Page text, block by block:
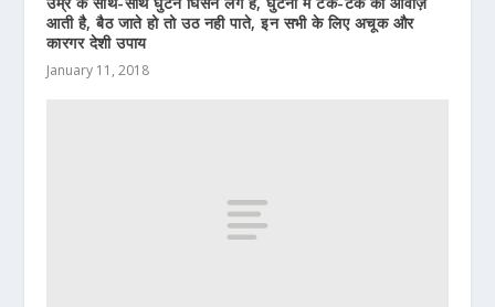
आती है, बैठ जाते हो तो उठ नही पाते, इन सभी के लिए अचूक और
कारगर देशी उपाय
January 11, 2018